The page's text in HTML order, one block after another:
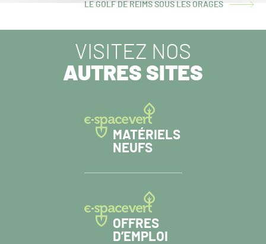
ARTICLE
LE GOLF DE REIMS SOUS LES ORAGES
VISITEZ NOS
AUTRES SITES
MATÉRIELS
NEUFS
OFFRES
D’EMPLOI